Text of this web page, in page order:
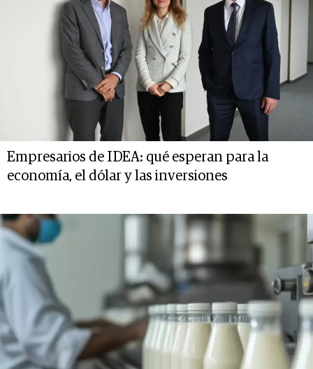
Empresarios de IDEA: qué esperan para la
economía, el dólar y las inversiones